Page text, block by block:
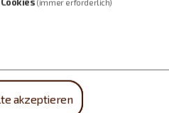
(immer erforderlich)
akzeptieren